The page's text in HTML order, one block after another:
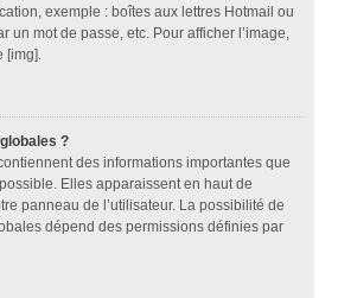
exemple : boîtes aux lettres Hotmail ou
un mot de passe, etc. Pour afficher l’image,
[img].
?
des informations importantes que
Elles apparaissent en haut de
panneau de l’utilisateur. La possibilité de
dépend des permissions définies par